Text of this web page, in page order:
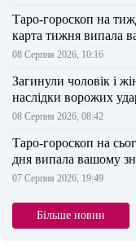
Таро-гороскоп на
карта тижня випала
08 Серпня 2026, 10:16
Загинули чоловік і
наслідки ворожих
08 Серпня 2026, 08:42
Таро-гороскоп на
дня випала вашому
07 Серпня 2026, 19:49
Більше новин